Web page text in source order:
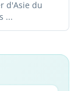
d'Asie du
...